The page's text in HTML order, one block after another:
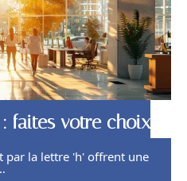
faites votre choix
par la lettre 'h' offrent une